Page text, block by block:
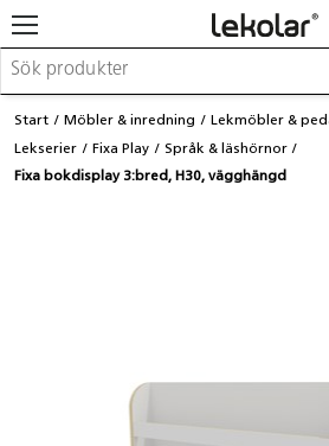
Möbler & inredning
Lekplatsutrustning & utemiljö
Skapa
Leka
Kontakta Lekolar
Start Möbler & inredning
Lekmöbler &
Lekserier
Fixa Play
Språk & läshörnor
Fixa bokdisplay 3:bred, H30, vägghängd